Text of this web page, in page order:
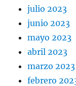
julio 2023
junio 2023
mayo 2023
abril 2023
marzo 2023
febrero